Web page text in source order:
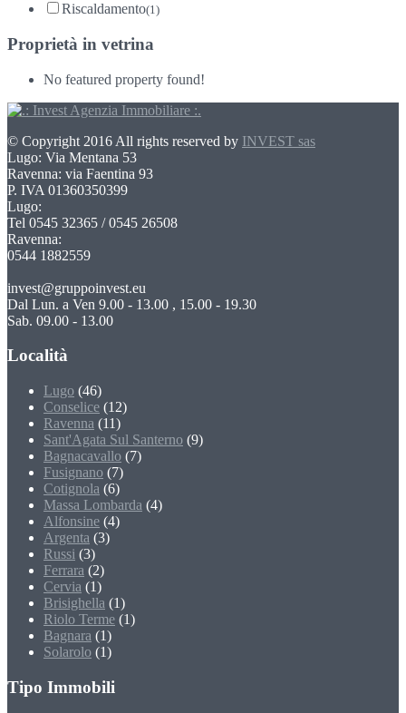
Riscaldamento(1)
Proprietà in vetrina
No featured property found!
© Copyright 2016 All rights reserved by INVEST sas
Lugo: Via Mentana 53
Ravenna: via Faentina 93
P. IVA 01360350399
Lugo:
Tel 0545 32365 / 0545 26508
Ravenna:
0544 1882559
invest@gruppoinvest.eu
Dal Lun. a Ven 9.00 - 13.00 , 15.00 - 19.30
Sab. 09.00 - 13.00
Località
Lugo (46)
Conselice (12)
Ravenna (11)
Sant'Agata Sul Santerno (9)
Bagnacavallo (7)
Fusignano (7)
Cotignola (6)
Massa Lombarda (4)
Alfonsine (4)
Argenta (3)
Russi (3)
Ferrara (2)
Cervia (1)
Brisighella (1)
Riolo Terme (1)
Bagnara (1)
Solarolo (1)
Tipo Immobili